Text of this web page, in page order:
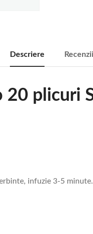
Descriere
20 plicuri
infuzie 3-5 minute.